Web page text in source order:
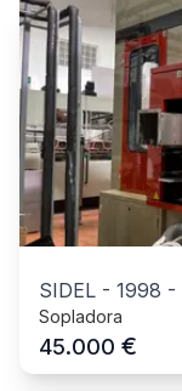
SIDEL - 1998 -
Sopladora
45.000 €